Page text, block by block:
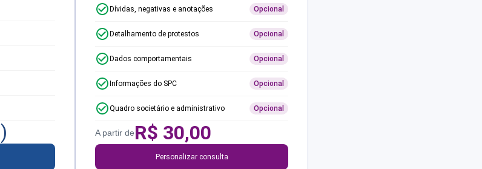
)
Dívidas, negativas e anotações Opcional
Detalhamento de protestos Opcional
Dados comportamentais Opcional
Informações do SPC Opcional
Quadro societário e administrativo Opcional
A partir deR$ 30,00
Personalizar consulta